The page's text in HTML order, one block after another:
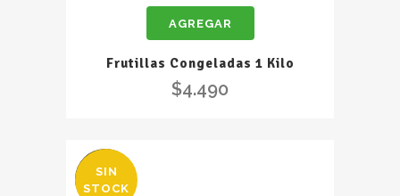
1
quantity
AGREGAR
Frutillas Congeladas 1 Kilo
$4.490
OFERTA
SIN
STOCK